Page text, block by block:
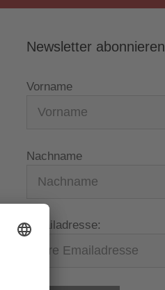
Newsletter abonnieren
Vorname
Nachname
Emailadresse: